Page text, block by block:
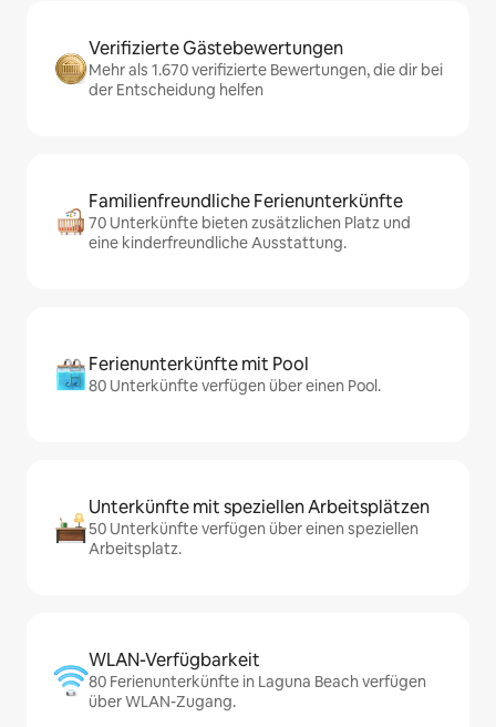
Verifizierte Gästebewertungen
Mehr als 1.670 verifizierte Bewertungen, die dir bei
der Entscheidung helfen
Familienfreundliche Ferienunterkünfte
70 Unterkünfte bieten zusätzlichen Platz und
eine kinderfreundliche Ausstattung.
Ferienunterkünfte mit Pool
80 Unterkünfte verfügen über einen Pool.
Unterkünfte mit speziellen Arbeitsplätzen
50 Unterkünfte verfügen über einen speziellen
Arbeitsplatz.
WLAN-Verfügbarkeit
80 Ferienunterkünfte in Laguna Beach verfügen
über WLAN-Zugang.